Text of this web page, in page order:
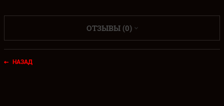
ОТЗЫВЫ (0)
НАЗАД